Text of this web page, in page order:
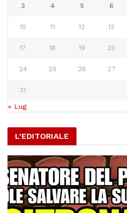
3 4 5 6
10 11 12 13
17 18 19 20
24 25 26 27
31
« Lug
L’EDITORIALE